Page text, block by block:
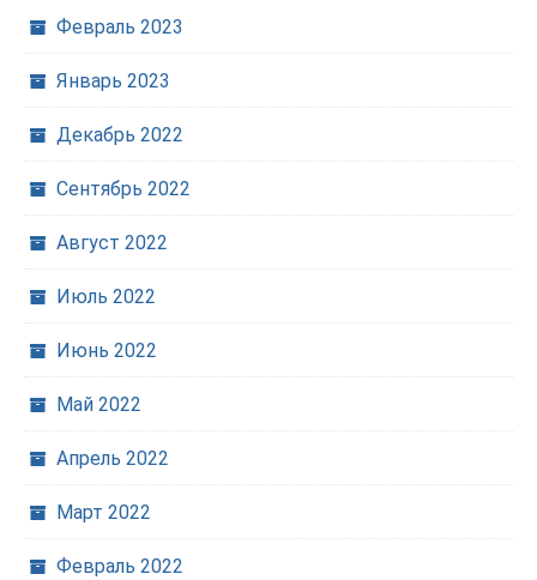
Февраль 2023
Январь 2023
Декабрь 2022
Сентябрь 2022
Август 2022
Июль 2022
Июнь 2022
Май 2022
Апрель 2022
Март 2022
Февраль 2022